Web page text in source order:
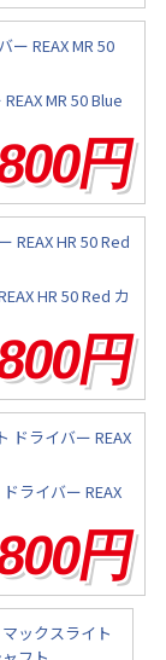
MR 50 Blue
円
HR 50 Red カ
円
ライバー REAX
円